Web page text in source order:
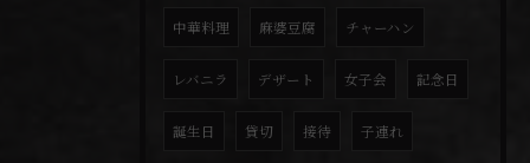
中華料理 麻婆豆腐 チャーハン
レバニラ デザート 女子会 記念日
誕生日 貸切 接待 子連れ